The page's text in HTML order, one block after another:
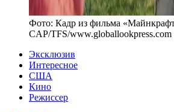
Фото: Кадр из фильма
CAP/TFS/www.globallookpress.com
Эксклюзив
Интересное
США
Кино
Режиссер